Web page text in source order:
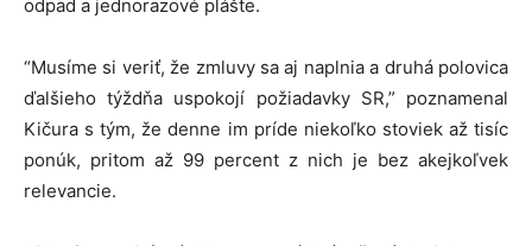
odpad a jednorazové plášte.
“Musíme si veriť, že zmluvy sa aj naplnia a druhá polovica
ďalšieho týždňa uspokojí požiadavky SR,” poznamenal
Kičura s tým, že denne im príde niekoľko stoviek až tisíc
ponúk, pritom až 99 percent z nich je bez akejkoľvek
relevancie.